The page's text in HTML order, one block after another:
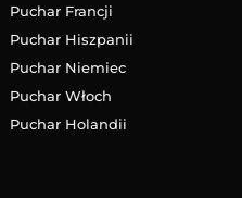
Puchar Francji
Puchar Hiszpanii
Puchar Niemiec
Puchar Włoch
Puchar Holandii